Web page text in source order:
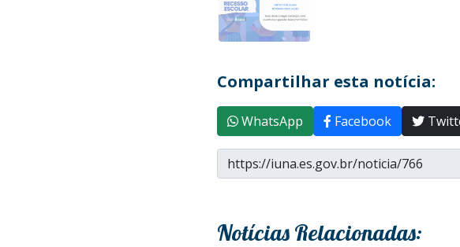
Compartilhar esta notícia:
WhatsApp Facebook
Notícias Relacionadas: